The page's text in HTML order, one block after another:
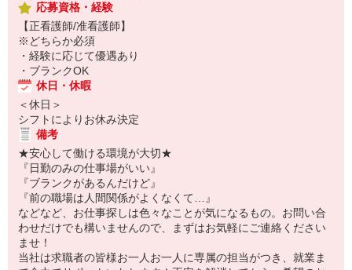
応募資格・経験
【正看護師/准看護師】
※どちらか必須
・経験に応じて優遇あり
・ブランクOK
休日・休暇
＜休日＞
シフトによりお休み決定
備考
★安心して働ける環境が大切★
『日勤のみの仕事場がいい』
『ブランクがあるんだけど』
『前の職場は人間関係がよくなくて…』
などなど、お仕事探しは色々なことが気になるもの。お問い合
わせだけでも構いませんので、まずはお気軽にご連絡ください
ませ！
当社は求職者の皆様お一人お一人に専属の担当がつき、就業ま